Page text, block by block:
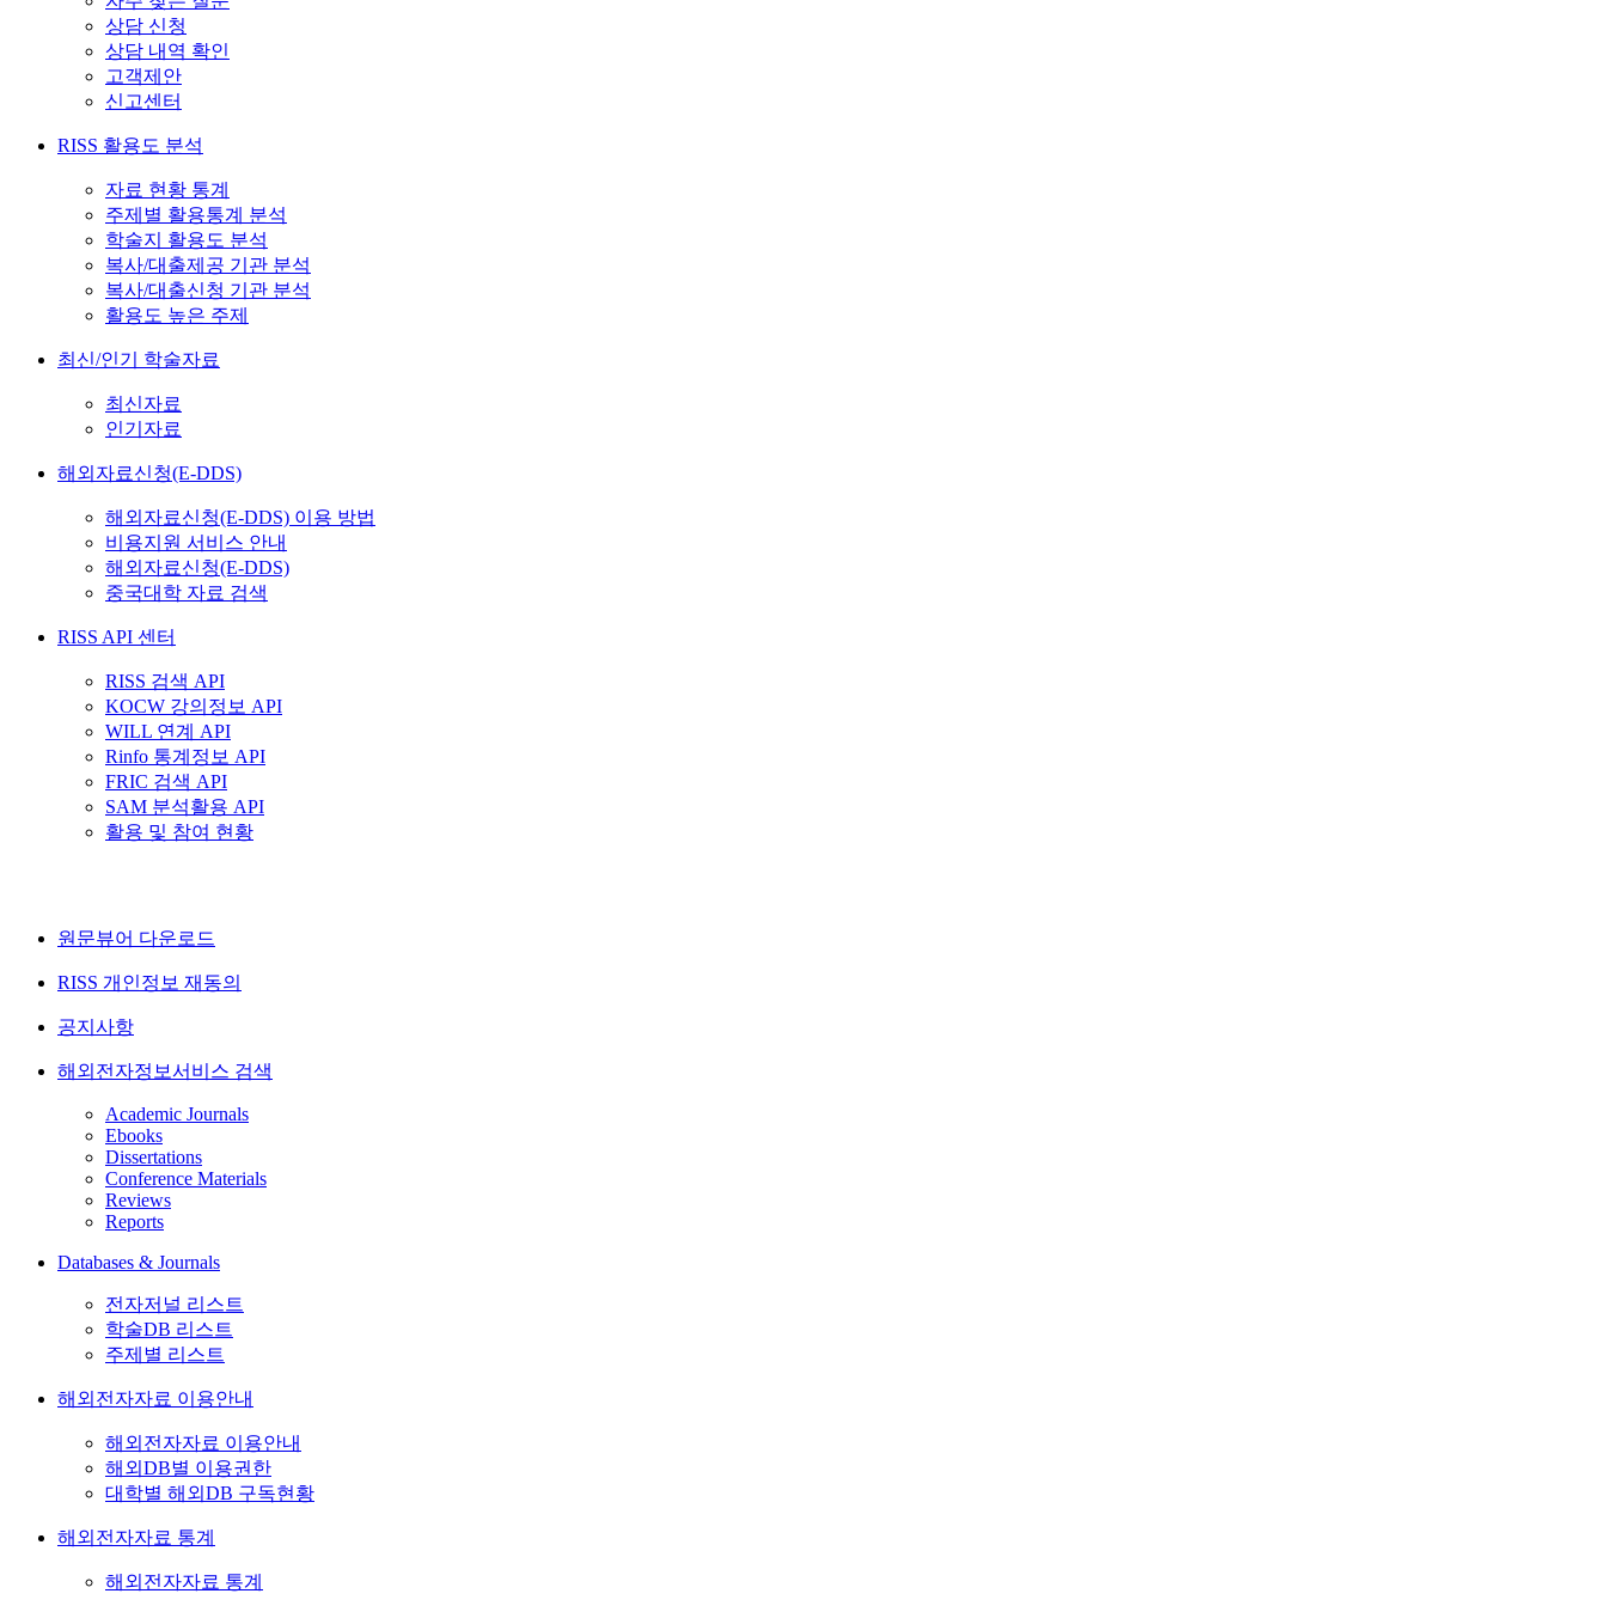
상담 신청
상담 내역 확인
고객제안
신고센터
RISS 활용도 분석
자료 현황 통계
주제별 활용통계 분석
학술지 활용도 분석
복사/대출제공 기관 분석
복사/대출신청 기관 분석
활용도 높은 주제
최신/인기 학술자료
최신자료
인기자료
해외자료신청(E-DDS)
해외자료신청(E-DDS) 이용 방법
비용지원 서비스 안내
해외자료신청(E-DDS)
중국대학 자료 검색
RISS API 센터
RISS 검색 API
KOCW 강의정보 API
WILL 연계 API
Rinfo 통계정보 API
FRIC 검색 API
SAM 분석활용 API
활용 및 참여 현황
원문뷰어 다운로드
RISS 개인정보 재동의
공지사항
해외전자정보서비스 검색
Academic Journals
Ebooks
Dissertations
Conference Materials
Reviews
Reports
Databases & Journals
전자저널 리스트
학술DB 리스트
주제별 리스트
해외전자자료 이용안내
해외전자자료 이용안내
해외DB별 이용권한
대학별 해외DB 구독현황
해외전자자료 통계
해외전자자료 통계